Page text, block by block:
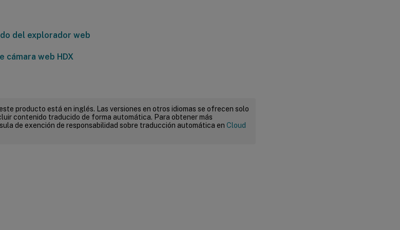
del explorador web
cámara web HDX
producto está en inglés. Las versiones en otros idiomas se ofrecen solo
contenido traducido de forma automática. Para obtener más
de exención de responsabilidad sobre traducción automática en Cloud